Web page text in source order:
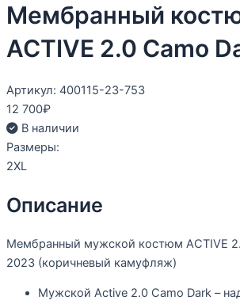
Мембранный
ACTIVE 2.0 Camo
Артикул: 400115-23-753
12 700₽
В наличии
Размеры:
2XL
Описание
Мембранный мужской костюм ACTIVE
2023 (коричневый камуфляж)
Мужской Active 2.0 Camo Dark –